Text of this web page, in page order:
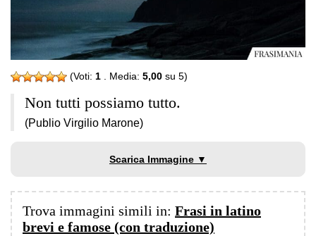
(Voti: 1 . Media: 5,00 su 5)
Non tutti possiamo tutto.
(Publio Virgilio Marone)
Scarica Immagine ▼
Trova immagini simili in: Frasi in latino
brevi e famose (con traduzione)